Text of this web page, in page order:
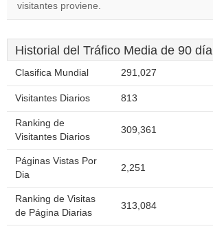
visitantes proviene.
Historial del Tráfico Media de 90 día
Clasifica Mundial 291,027
Visitantes Diarios 813
Ranking de
Visitantes Diarios
309,361
Páginas Vistas Por
Dia
2,251
Ranking de Visitas
de Página Diarias
313,084